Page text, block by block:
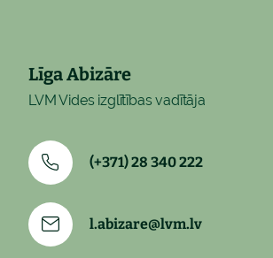
Līga Abizāre
LVM Vides izglītības vadītāja
(+371) 28 340 222
l.abizare@lvm.lv